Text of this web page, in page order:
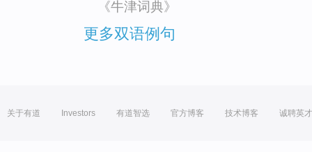
《牛津词典》
更多双语例句
关于有道 Investors 有道智选 官方博客 技术博客 诚聘英才